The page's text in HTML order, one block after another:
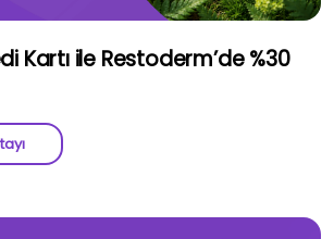
Kartı ile Restoderm’de %30